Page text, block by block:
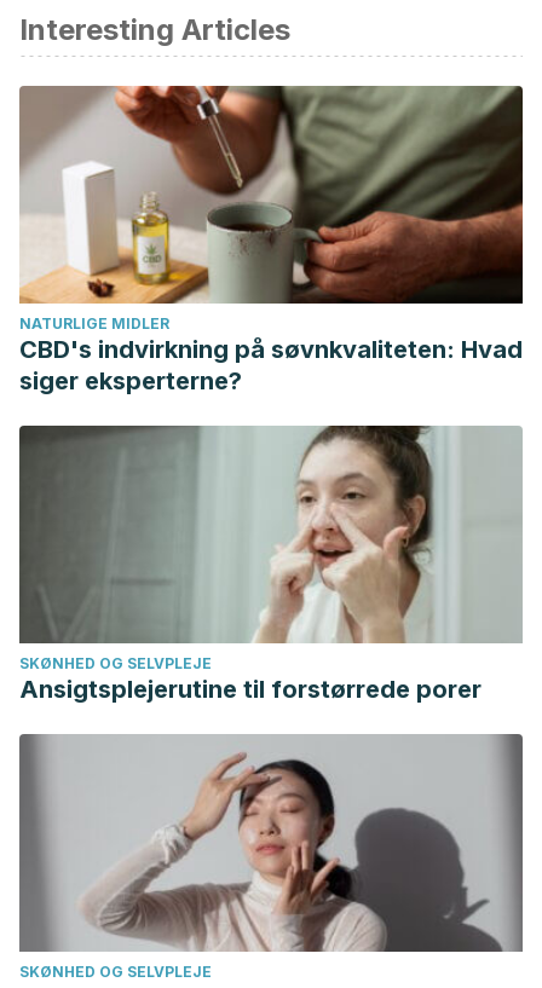
Gray, J. A. (1985). The neuropsychology of anxiety.
in Mental Health Nursing,7(1–4), 201–228.
https://doi.org/10.3109/01612848509009455
Keil V, Hepach R, Vierrath S, Caffier D, Tuschen-Caffier B,
Klein C, et al. Children with social anxiety disorder show
blunted pupillary reactivity and altered eye contact
processing in response to emotional faces: Insights from
pupillometry and eye movements. J Anxiety Disord. 2018;
Martínez Lemus H, Núñez Orozco L. Manifestaciones
pseudoneurológicas de los trastornos somatomorfos. Rev
Mex Neurocienc. 2005;
Lai HH, Rawal A, Shen B, Vetter J. The Relationship
Between Anxiety and Overactive Bladder or Urinary
Incontinence Symptoms in the Clinical Population.
2016;98:50–57. doi:10.1016/j.urology.2016.07.013
Interesting Articles
NATURLIGE MIDLER
CBD's indvirkning på søvnkvaliteten: Hvad
siger eksperterne?
SKØNHED OG SELVPLEJE
Ansigtsplejerutine til forstørrede porer
SKØNHED OG SELVPLEJE